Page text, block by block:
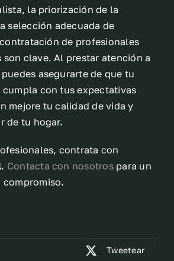
la priorización de la
selección adecuada de
de profesionales
son clave. Al prestar atención a
asegurarte de que tu
con tus expectativas
mejore tu calidad de vida y
de tu hogar.
contrata con
. Contacta con nosotrospara un
compromiso.
Tweetear